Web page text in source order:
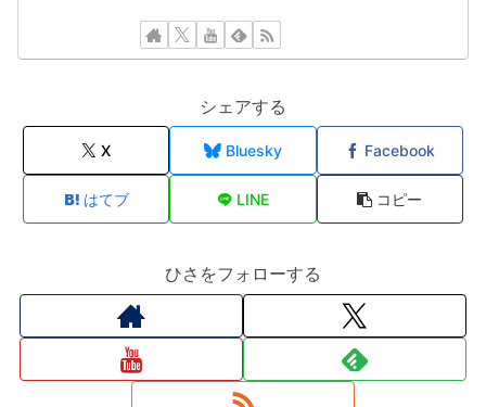
シェアする
X Bluesky Facebook
はてブ LINE コピー
ひさをフォローする